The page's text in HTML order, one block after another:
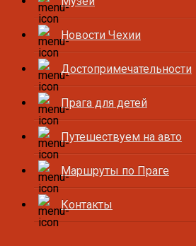
Новости Чехии
Достопримечательности
Прага для детей
Путешествуем на авто
Маршруты по Праге
Контакты